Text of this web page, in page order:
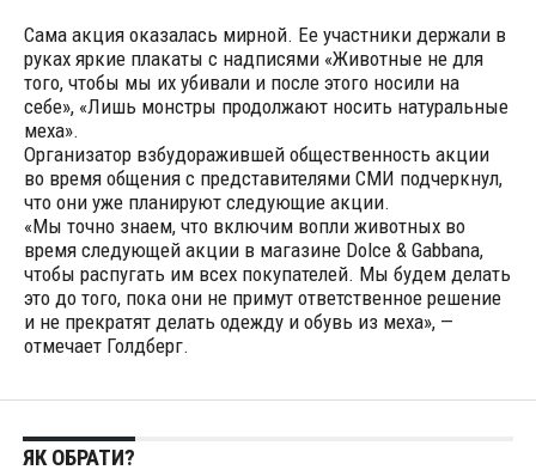
Сама акция оказалась мирной. Ее участники держали в
руках яркие плакаты с надписями «Животные не для
того, чтобы мы их убивали и после этого носили на
себе», «Лишь монстры продолжают носить натуральные
меха».
Организатор взбудоражившей общественность акции
во время общения с представителями СМИ подчеркнул,
что они уже планируют следующие акции.
«Мы точно знаем, что включим вопли животных во
время следующей акции в магазине Dolce & Gabbana,
чтобы распугать им всех покупателей. Мы будем делать
это до того, пока они не примут ответственное решение
и не прекратят делать одежду и обувь из меха», —
отмечает Голдберг.
ЯК ОБРАТИ?